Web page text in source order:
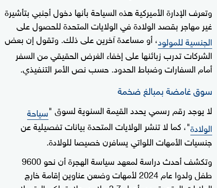
وتعرف الإدارة الأميركية هذه السياحة بأنها دخول أجنبي بتأشيرة
غير مهاجر بقصد الولادة في الولايات المتحدة للحصول على
الجنسية للمولود، أو مساعدة آخرين على ذلك. وتقول إن بعض
الشركات تدرب زبائنها على إخفاء الغرض الحقيقي من السفر
أمام السفارات وضباط الحدود. حسب نص الأمر التنفيذي.
سوق غامضة بمبالغ ضخمة
لا يوجد رقم رسمي يحدد القيمة السنوية لسوق "سياحة
الولادة"، كما لا تنشر الولايات المتحدة بيانات تفصيلية عن
جنسيات الأمهات اللواتي يسافرن خصيصا للولادة.
وتكشف أحدث دراسة لمعهد سياسة الهجرة أن نحو 9600
طفل ولدوا عام 2024 لأمهات وضعن عناوين إقامة خارج